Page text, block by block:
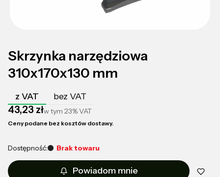
Skrzynka narzędziowa
310x170x130 mm
z VAT bez VAT
Cena
43,23 złw tym 23%VAT
Ceny podane bez kosztów dostawy.
Dostępność: Brak towaru
Powiadom mnie